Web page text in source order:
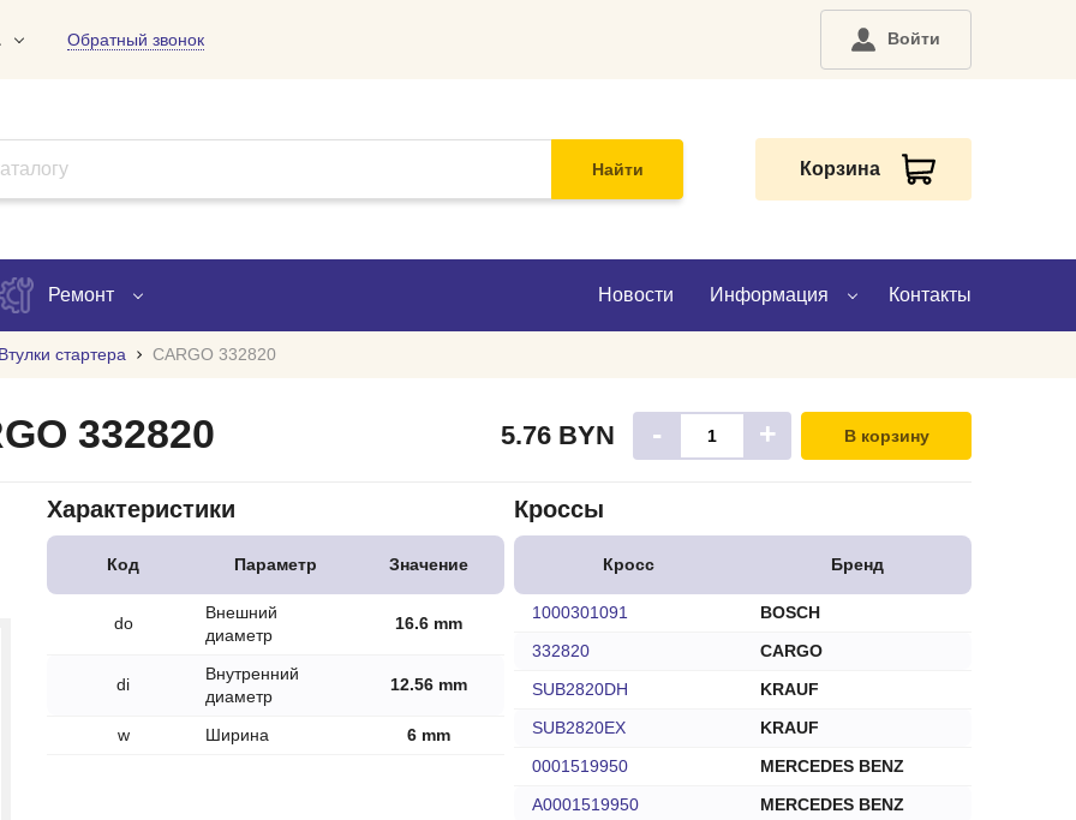
Обратный звонок Войти
Найти Корзина
Ремонт
Проверка ремонта
Новости Информация
Доставка
Контакты
Втулки стартера CARGO 332820
5.76 BYN - + В корзину
332820
Характеристики
Код Параметр Значение
do
Внешний
диаметр
16.6 mm
di
Внутренний
диаметр
12.56 mm
w Ширина 6 mm
Кроссы
Кросс Бренд
1000301091
BOSCH
332820
CARGO
SUB2820DH
KRAUF
SUB2820EX
KRAUF
0001519950
MERCEDES BENZ
A0001519950
MERCEDES BENZ